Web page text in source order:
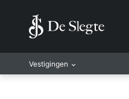
Vestigingen